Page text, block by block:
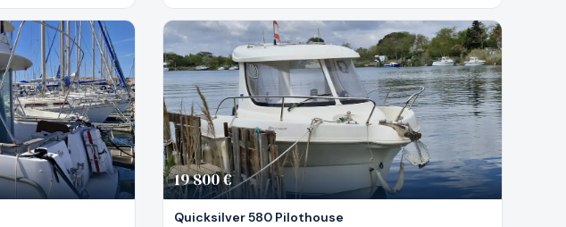
19 800 €
Quicksilver 580 Pilothouse